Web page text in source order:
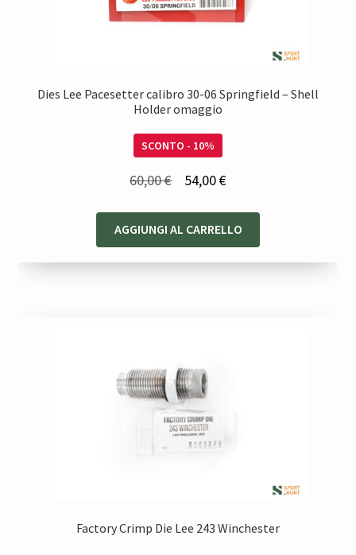
Dies Lee Pacesetter calibro 30-06 Springfield – Shell
Holder omaggio
SCONTO - 10%
60,00€
originale
era:
54,00€Il
attuale
è:
AGGIUNGI AL CARRELLO
Factory Crimp Die Lee 243 Winchester